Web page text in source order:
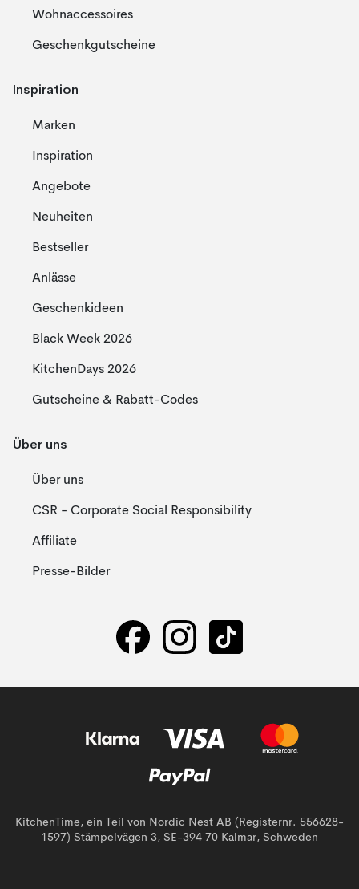
Wohnaccessoires
Geschenkgutscheine
Inspiration
Marken
Inspiration
Angebote
Neuheiten
Bestseller
Anlässe
Geschenkideen
Black Week 2026
KitchenDays 2026
Gutscheine & Rabatt-Codes
Über uns
Über uns
CSR - Corporate Social Responsibility
Affiliate
Presse-Bilder
KitchenTime, ein Teil von Nordic Nest AB (Registernr. 556628-
1597) Stämpelvägen 3, SE-394 70 Kalmar, Schweden